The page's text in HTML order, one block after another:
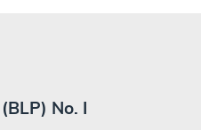
No. I